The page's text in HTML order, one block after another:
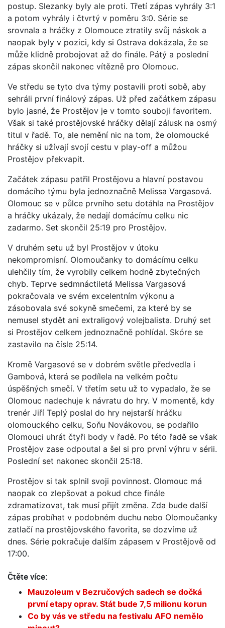
postup. Slezanky byly ale proti. Třetí zápas vyhrály 3:1
a potom vyhrály i čtvrtý v poměru 3:0. Série se
srovnala a hráčky z Olomouce ztratily svůj náskok a
naopak byly v pozici, kdy si Ostrava dokázala, že se
může klidně probojovat až do finále. Pátý a poslední
zápas skončil nakonec vítězně pro Olomouc.
Ve středu se tyto dva týmy postavili proti sobě, aby
sehráli první finálový zápas. Už před začátkem zápasu
bylo jasné, že Prostějov je v tomto souboji favoritem.
Však si také prostějovské hráčky dělají zálusk na osmý
titul v řadě. To, ale nemění nic na tom, že olomoucké
hráčky si užívají svojí cestu v play-off a můžou
Prostějov překvapit.
Začátek zápasu patřil Prostějovu a hlavní postavou
domácího týmu byla jednoznačně Melissa Vargasová.
Olomouc se v půlce prvního setu dotáhla na Prostějov
a hráčky ukázaly, že nedají domácímu celku nic
zadarmo. Set skončil 25:19 pro Prostějov.
V druhém setu už byl Prostějov v útoku
nekompromisní. Olomoučanky to domácímu celku
ulehčily tím, že vyrobily celkem hodně zbytečných
chyb. Teprve sedmnáctiletá Melissa Vargasová
pokračovala ve svém excelentním výkonu a
zásobovala své sokyně smečemi, za které by se
nemusel stydět ani extraligový volejbalista. Druhý set
si Prostějov celkem jednoznačně pohlídal. Skóre se
zastavilo na čísle 25:14.
Kromě Vargasové se v dobrém světle předvedla i
Gambová, která se podílela na velkém počtu
úspěšných smečí. V třetím setu už to vypadalo, že se
Olomouc nadechuje k návratu do hry. V momentě, kdy
trenér Jiří Teplý poslal do hry nejstarší hráčku
olomouckého celku, Soňu Novákovou, se podařilo
Olomouci uhrát čtyři body v řadě. Po této řadě se však
Prostějov zase odpoutal a šel si pro první výhru v sérii.
Poslední set nakonec skončil 25:18.
Prostějov si tak splnil svoji povinnost. Olomouc má
naopak co zlepšovat a pokud chce finále
zdramatizovat, tak musí přijít změna. Zda bude další
zápas probíhat v podobném duchu nebo Olomoučanky
zatlačí na prostějovského favorita, se dozvíme už
dnes. Série pokračuje dalším zápasem v Prostějově od
17:00.
Čtěte více:
Mauzoleum v Bezručových sadech se dočká
první etapy oprav. Stát bude 7,5 milionu korun
Co by vás ve středu na festivalu AFO nemělo